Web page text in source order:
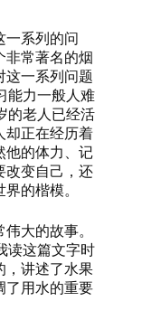
一系列的问
非常著名的烟
这一系列问题
能力一般人难
的老人已经活
却正在经历着
他的体力、记
改变自己，还
的楷模。
大的故事。
读这篇文字时
，讲述了水果
了用水的重要